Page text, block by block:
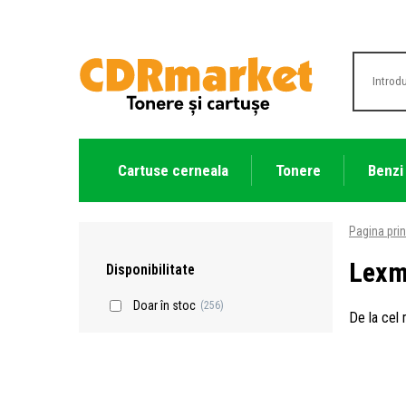
Cartuse cerneala Tonere
Disponibilitate
Doar în stoc (256)
Pagina
De la cel